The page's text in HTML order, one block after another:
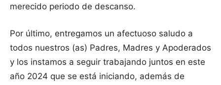
merecido periodo de descanso.
Por último, entregamos un afectuoso saludo a
todos nuestros (as) Padres, Madres y Apoderados
y los instamos a seguir trabajando juntos en este
año 2024 que se está iniciando, además de